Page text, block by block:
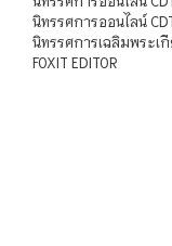
นิทรรศการออนไลน์
นิทรรศการเฉลิมพระเ
FOXIT EDITOR